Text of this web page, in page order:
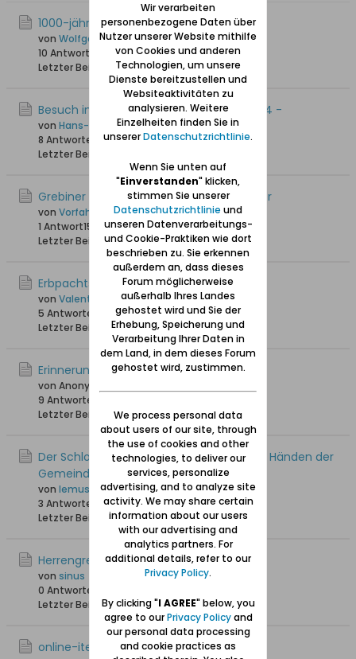
1000-jährige Eiche in Herrengrebin
von Wolfgang
10 Antworten
42.179 Hits0 Likes
Letzter Beitrag
21.09.2017, 17:35
Besuch in meiner alten Heimat - Juni 2014 -
von Hans-Joachim
8 Antworten
28.552 Hits0 Likes
Letzter Beitrag
Grebiner Wald - Torwächter/Holzaufseher
von Vorfahr
1 Antwort15.461 Hits0 Likes
Letzter Beitrag23.03.2014, 11:35
Erbpachtsvorwerk Mönchengrebin
von Valentina
5 Antworten
16.612 Hits0 Likes
Letzter Beitrag
23.07.2013, 23:06
Erinnerungen aus Herrengrebin
von Anonymus
9 Antworten
Letzter Beitrag
26.11.2012, 13:18
Der Schloss in Herrengrebin wieder in den Händen der
Gemeinde
von lemusz71
3 Antworten
18.391 Hits0 Likes
Letzter Beitrag10.02.2012, 21:34
Herrengrebin bei google earth
von sinus
0 Antworten
Letzter Beitrag 27.12.2011, 23:41
online-iteratur Herrengrebin
Wir verarbeiten
personenbezogene Daten über
Nutzer unserer Website mithilfe
von Cookies und anderen
Technologien, um unsere
Dienste bereitzustellen und
Websiteaktivitäten zu
analysieren. Weitere
Einzelheiten finden Sie in
unsererDatenschutzrichtlinie.
Wenn Sie unten auf
"Einverstanden" klicken,
stimmen Sie unserer
Datenschutzrichtlinie und
unseren Datenverarbeitungs-
und Cookie-Praktiken wie dort
beschrieben zu. Sie erkennen
außerdem an, dass dieses
Forum möglicherweise
außerhalb Ihres Landes
gehostet wird und Sie der
Erhebung, Speicherung und
Verarbeitung Ihrer Daten in
dem Land, in dem dieses Forum
gehostet wird, zustimmen.
We process personal data
about users of our site, through
the use of cookies and other
technologies, to deliver our
services, personalize
advertising, and to analyze site
activity. We may share certain
information about our users
with our advertising and
analytics partners. For
additional details, refer to our
Privacy Policy.
By clicking "I AGREE" below, you
agree to ourPrivacy Policyand
our personal data processing
and cookie practices as